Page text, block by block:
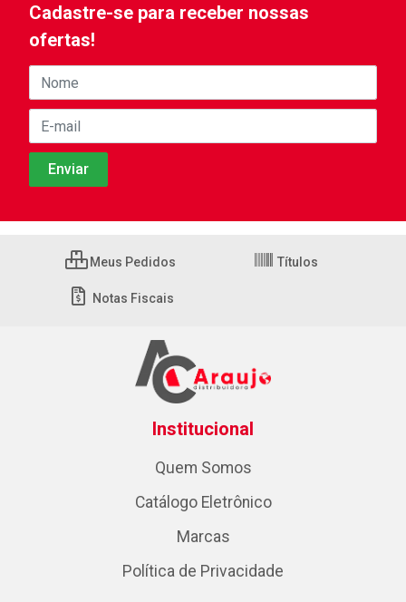
Cadastre-se para receber nossas
ofertas!
Meus Pedidos Títulos
Notas Fiscais
Institucional
Quem Somos
Catálogo Eletrônico
Marcas
Política de Privacidade